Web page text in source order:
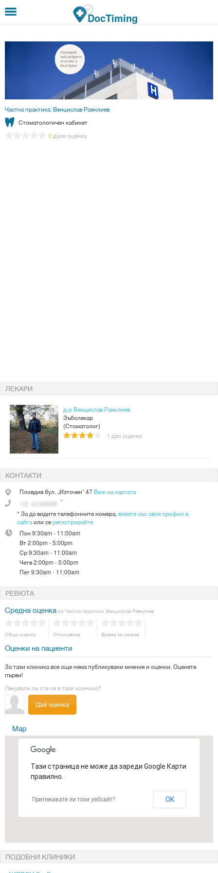
Премини към основното съдържание
DocTiming
Частна практика: Венцислав Раянлиев
Стоматологичен кабинет
0 дали оценка
ЛЕКАРИ
д-р Венцислав Раянлиев
Зъболекар
(Стоматолог)
1 дал оценка
КОНТАКТИ
Пловдивбул. „Източен“ 47 Виж на картата
* За да видите телефонните номера, влезте със своя профил в
сайтаили серегистрирайте
Пон 9:30am - 11:00am
Вт2:00pm - 5:00pm
Ср9:30am - 11:00am
Четв2:00pm - 5:00pm
Пет9:30am - 11:00am
РЕВЮТА
Средна оценка на Частна практика: Венцислав Раянлиев
Обща оценка Отношение Време за чакане
Оценки на пациенти
За тази клиника все още няма публикувани мнения и оценки. Оценете
първи!
Лекували ли сте се в тази клиника?
Дай оценка
Map
Тази страница не може да зареди Google Карти
правилно.
Притежавате ли този уебсайт? OK
ПОДОБНИ КЛИНИКИ